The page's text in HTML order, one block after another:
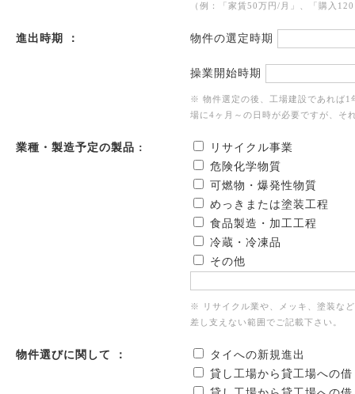
（例：「家賃50万円/月」、「購入
進出時期 ： 物件の選定時期
操業開始時期
※ 物件選定の後、工場建設であれば1
場に4ヶ月～の日時が必要ですが、そ
業種・製造予定の製品 :
リサイクル事業
危険化学物質
可燃物・爆発性物質
めっきまたは塗装工程
食品製造・加工工程
冷蔵・冷凍品
その他
※ リサイクル業や、メッキ、塗装な
差し支えない範囲でご記載下さい。
物件選びに関して ：
タイへの新規進出
貸し工場から貸工場への